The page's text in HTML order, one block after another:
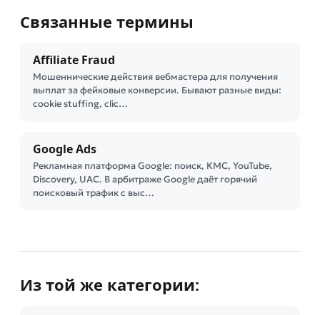
Связанные термины
Affiliate Fraud
Мошеннические действия вебмастера для получения
выплат за фейковые конверсии. Бывают разные виды:
cookie stuffing, clic…
Google Ads
Рекламная платформа Google: поиск, КМС, YouTube,
Discovery, UAC. В арбитраже Google даёт горячий
поисковый трафик с выс…
Из той же категории: